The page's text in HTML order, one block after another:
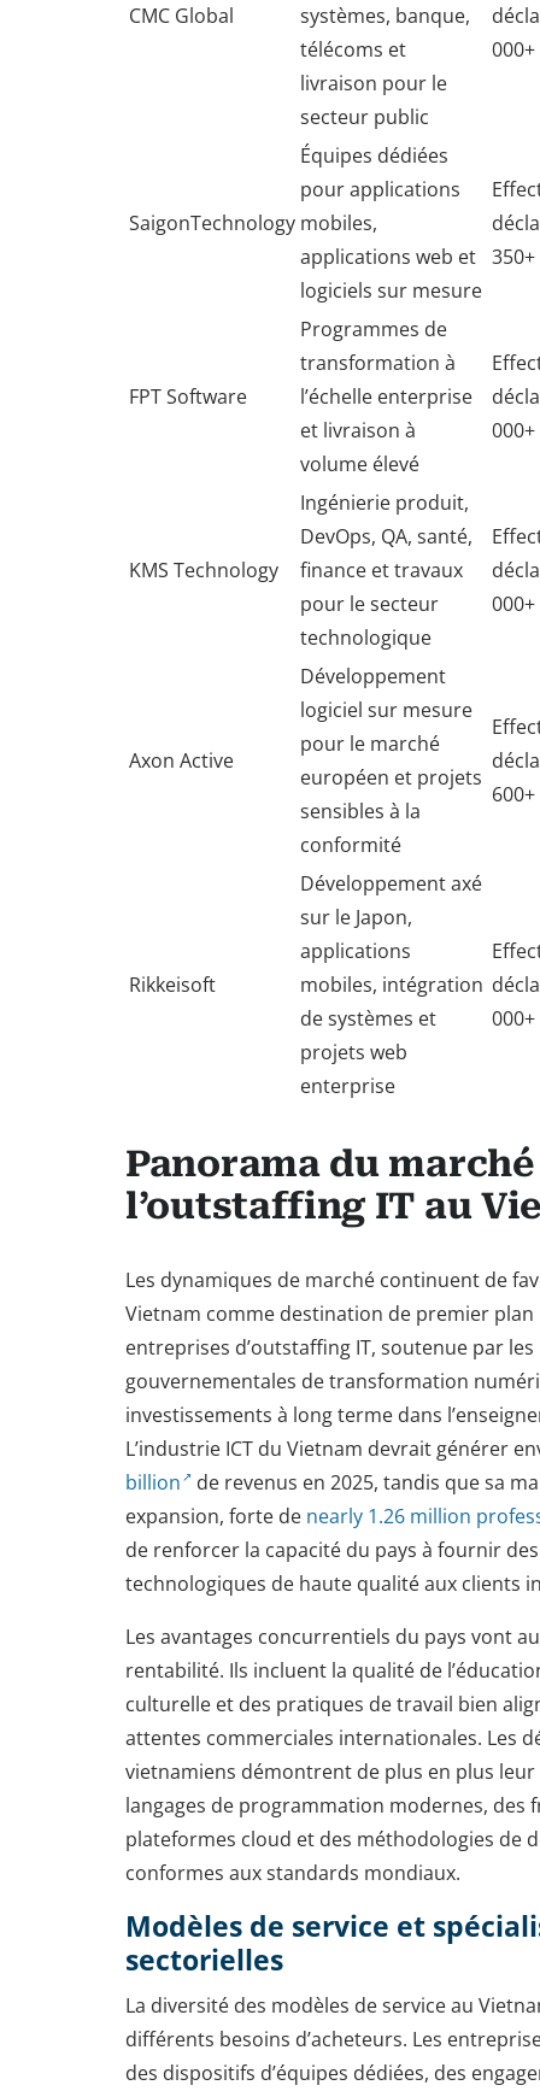
CMC Global
systèmes, banque,
télécoms et
livraison pour le
secteur public
000+
SaigonTechnology
Équipes dédiées
pour applications
mobiles,
applications web et
logiciels sur mesure
350+
FPT Software
Programmes de
transformation à
l’échelle enterprise
et livraison à
volume élevé
000+
KMS Technology
Ingénierie produit,
DevOps, QA, santé,
finance et travaux
pour le secteur
technologique
000+
Axon Active
Développement
logiciel sur mesure
pour le marché
européen et projets
sensibles à la
conformité
600+
Rikkeisoft
Développement axé
sur le Japon,
applications
mobiles, intégration
de systèmes et
projets web
enterprise
000+
Panorama du
l’outstaffing IT au
Les dynamiques de marché continuent de
Vietnam comme destination de premier plan
entreprises d’outstaffing IT, soutenue par
gouvernementales de transformation
investissements à long terme dans
L’industrie ICT du Vietnam devrait générer
billion
de revenus en 2025, tandis que sa
expansion, forte de nearly 1.26 million
de renforcer la capacité du pays à fournir
technologiques de haute qualité aux clients
Les avantages concurrentiels du pays vont
rentabilité. Ils incluent la qualité de
culturelle et des pratiques de travail bien
attentes commerciales internationales. Les
vietnamiens démontrent de plus en plus
langages de programmation modernes, des
plateformes cloud et des méthodologies de
conformes aux standards mondiaux.
Modèles de service et
sectorielles
La diversité des modèles de service au
différents besoins d’acheteurs. Les
des dispositifs d’équipes dédiées, des